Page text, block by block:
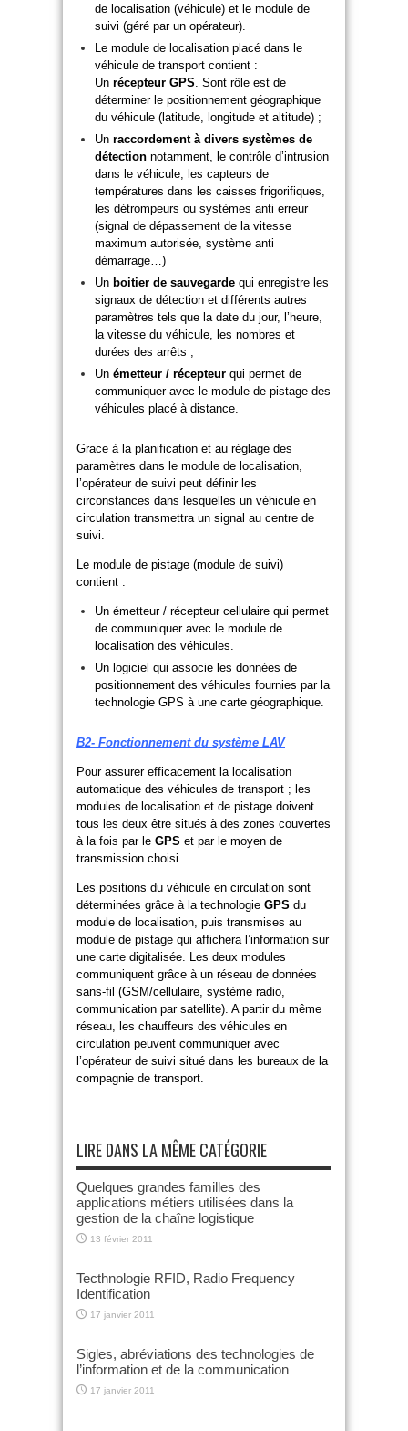
de localisation (véhicule) et le module de
suivi (géré par un opérateur).
Le module de localisation placé dans le
véhicule de transport contient :
Un récepteur GPS . Sont rôle est de
déterminer le positionnement géographique
du véhicule (latitude, longitude et altitude) ;
Un raccordement à divers systèmes de
détection notamment, le contrôle d’intrusion
dans le véhicule, les capteurs de
températures dans les caisses frigorifiques,
les détrompeurs ou systèmes anti erreur
(signal de dépassement de la vitesse
maximum autorisée, système anti
démarrage…)
Un boitier de sauvegarde qui enregistre les
signaux de détection et différents autres
paramètres tels que la date du jour, l’heure,
la vitesse du véhicule, les nombres et
durées des arrêts ;
Un émetteur / récepteur qui permet de
communiquer avec le module de pistage des
véhicules placé à distance.
Grace à la planification et au réglage des
paramètres dans le module de localisation,
l’opérateur de suivi peut définir les
circonstances dans lesquelles un véhicule en
circulation transmettra un signal au centre de
suivi.
Le module de pistage (module de suivi)
contient :
Un émetteur / récepteur cellulaire qui permet
de communiquer avec le module de
localisation des véhicules.
Un logiciel qui associe les données de
positionnement des véhicules fournies par la
technologie GPS à une carte géographique.
B2- Fonctionnement du système LAV
Pour assurer efficacement la localisation
automatique des véhicules de transport ; les
modules de localisation et de pistage doivent
tous les deux être situés à des zones couvertes
à la fois par le GPS et par le moyen de
transmission choisi.
Les positions du véhicule en circulation sont
déterminées grâce à la technologie GPS du
module de localisation, puis transmises au
module de pistage qui affichera l’information sur
une carte digitalisée. Les deux modules
communiquent grâce à un réseau de données
sans-fil (GSM/cellulaire, système radio,
communication par satellite). A partir du même
réseau, les chauffeurs des véhicules en
circulation peuvent communiquer avec
l’opérateur de suivi situé dans les bureaux de la
compagnie de transport.
LIRE DANS LA MÊME CATÉGORIE
Quelques grandes familles des
applications métiers utilisées dans la
gestion de la chaîne logistique
13 février 2011
Tecthnologie RFID, Radio Frequency
Identification
17 janvier 2011
Sigles, abréviations des technologies de
l’information et de la communication
17 janvier 2011